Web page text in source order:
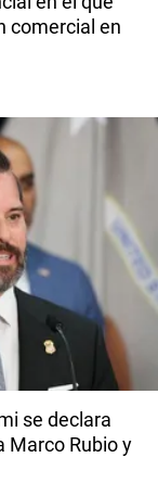
comercial en
se declara
Marco Rubio y